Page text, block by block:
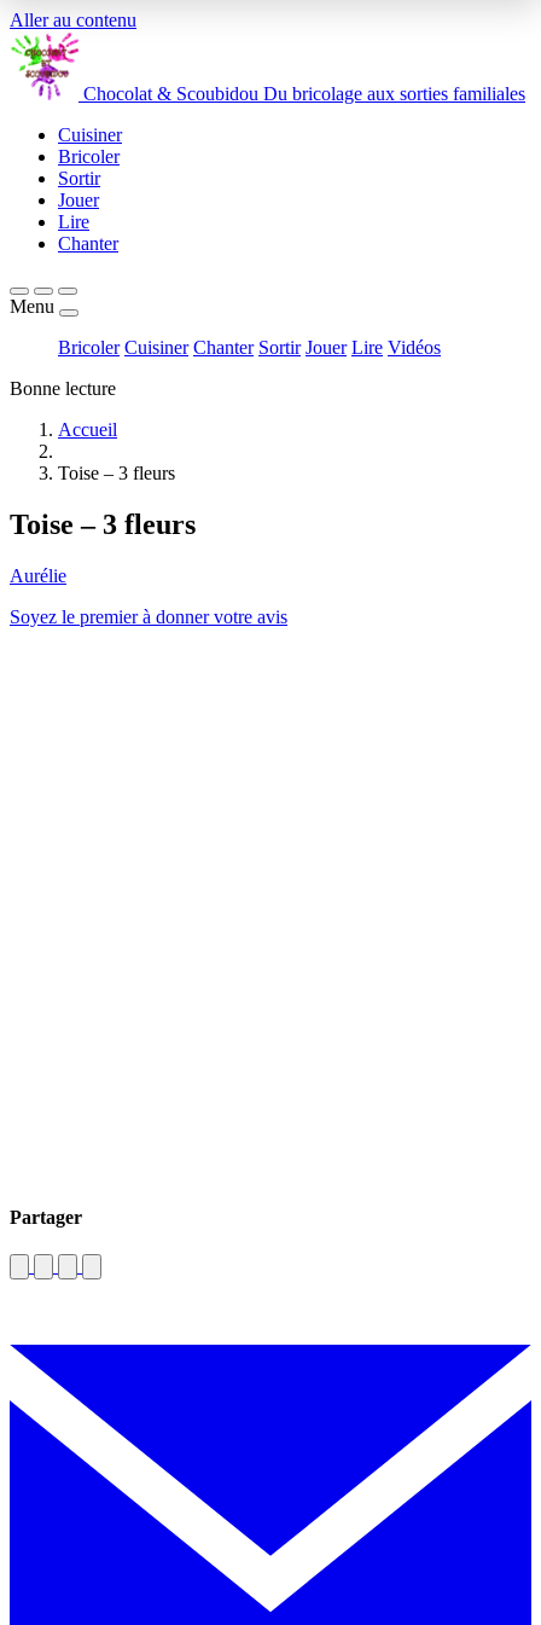
Aller au contenu
Chocolat & Scoubidou Du bricolage aux sorties familiales
Cuisiner
Bricoler
Sortir
Jouer
Lire
Chanter
Menu
Bricoler Cuisiner Chanter Sortir Jouer Lire Vidéos
Bonne lecture
Accueil
Toise – 3 fleurs
Toise – 3 fleurs
Aurélie
Soyez le premier à donner votre avis
Partager